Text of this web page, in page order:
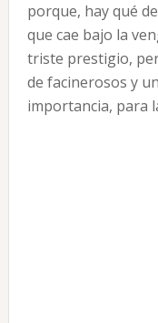
porque, hay qué
que cae bajo la
triste prestigio,
de facinerosos y
importancia, para